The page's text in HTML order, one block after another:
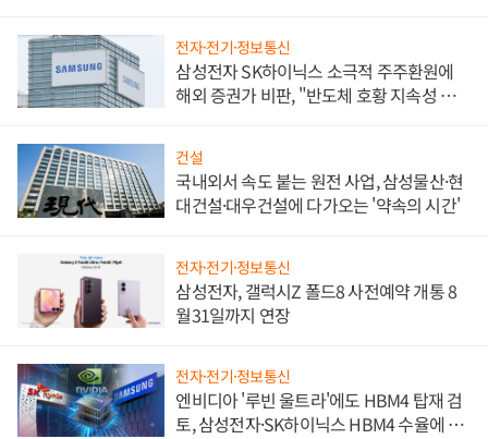
전자·전기·정보통신
삼성전자 SK하이닉스 소극적 주주환원에
해외 증권가 비판, "반도체 호황 지속성 의
건설
국내외서 속도 붙는 원전 사업, 삼성물산·현
대건설·대우건설에 다가오는 '약속의 시간'
전자·전기·정보통신
삼성전자, 갤럭시Z 폴드8 사전예약 개통 8
월31일까지 연장
전자·전기·정보통신
엔비디아 '루빈 울트라'에도 HBM4 탑재 검
토, 삼성전자·SK하이닉스 HBM4 수율에 주